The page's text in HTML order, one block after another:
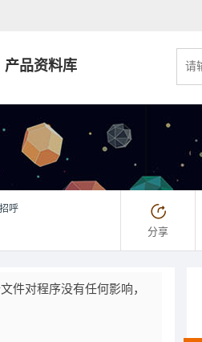
产品资料库
呼
分享
件对程序没有任何影响，